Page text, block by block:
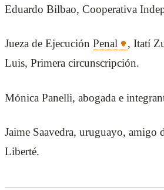
Eduardo Bilbao, Cooperativa
Jueza de Ejecución Penal
, Itatí
Luis, Primera circunscripción.
Mónica Panelli, abogada e
Jaime Saavedra, uruguayo, amigo
Liberté.